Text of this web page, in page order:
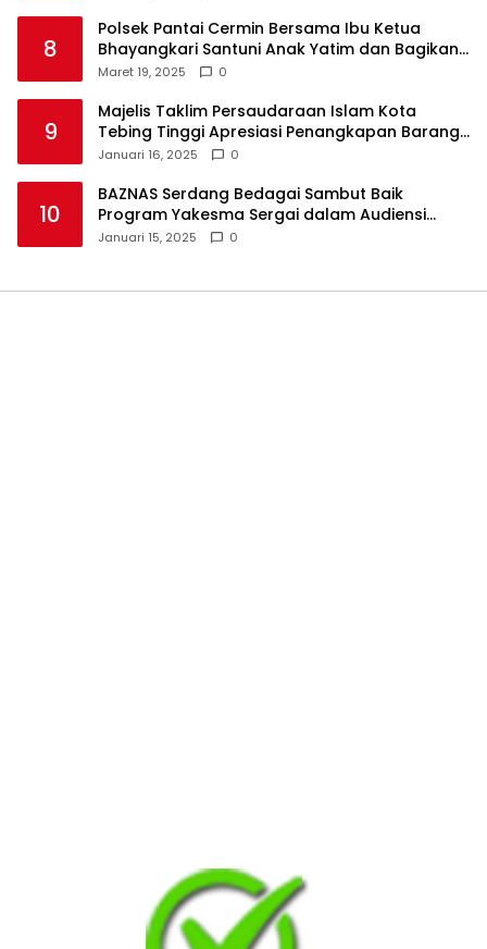
8
Polsek Pantai Cermin Bersama Ibu Ketua
Bhayangkari Santuni Anak Yatim dan Bagikan
Takjil
Maret 19, 2025 0
9
Majelis Taklim Persaudaraan Islam Kota
Tebing Tinggi Apresiasi Penangkapan Barang
Haram
Januari 16, 2025 0
10
BAZNAS Serdang Bedagai Sambut Baik
Program Yakesma Sergai dalam Audiensi
Perkenalan Pengurus Baru
Januari 15, 2025 0